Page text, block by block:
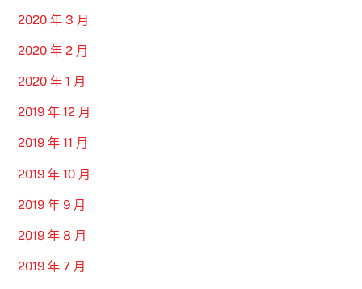
2020 年 3 月
2020 年 2 月
2020 年 1 月
2019 年 12 月
2019 年 11 月
2019 年 10 月
2019 年 9 月
2019 年 8 月
2019 年 7 月